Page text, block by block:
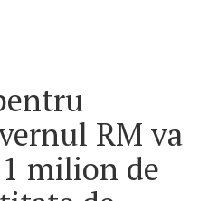
RM va
milion de